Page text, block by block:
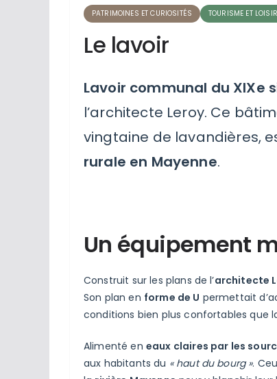
PATRIMOINES ET CURIOSITÉS TOURISME ET
Le lavoir
Lavoir communal du XIXe
l’architecte Leroy. Ce
vingtaine de lavandières,
rurale en Mayenne.
Un équipement
Construit sur les plans de l’architecte
Son plan en forme de U permettait
conditions bien plus confortables que
Alimenté en eaux claires par les
aux habitants du « haut du bourg ».